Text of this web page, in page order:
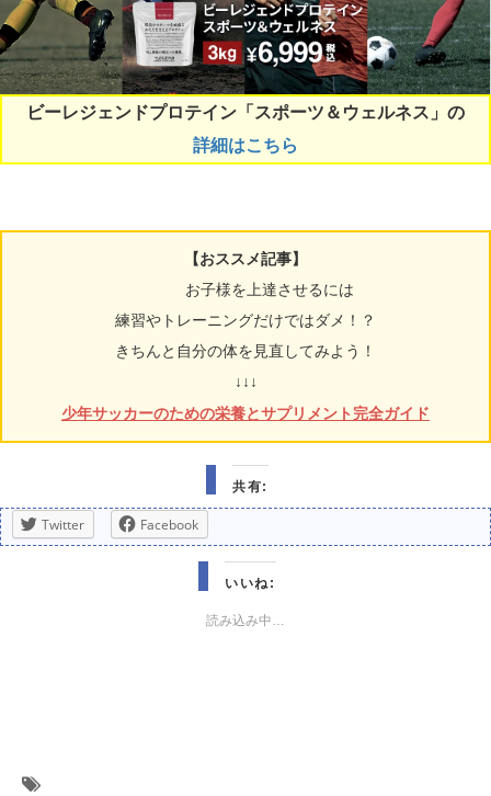
ビーレジェンドプロテイン「スポーツ＆ウェルネス」の
詳細はこちら
【おススメ記事】
お子様を上達させるには
練習やトレーニングだけではダメ！？
きちんと自分の体を見直してみよう！
↓↓↓
少年サッカーのための栄養とサプリメント完全ガイド
共有:
Twitter Facebook
いいね:
読み込み中…